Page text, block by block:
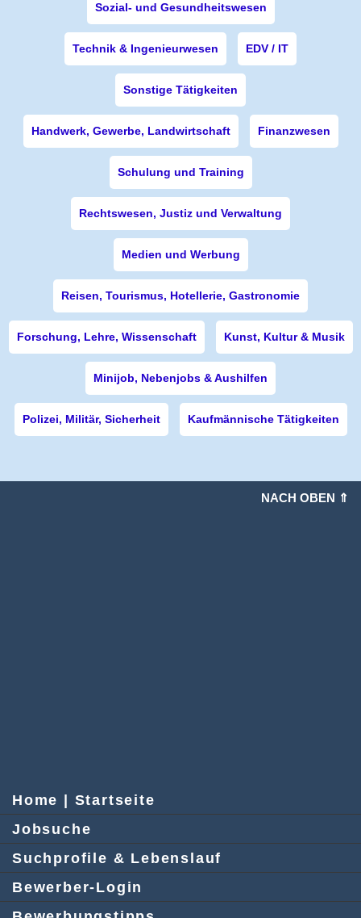
Sozial- und Gesundheitswesen
Technik & Ingenieurwesen EDV / IT
Sonstige Tätigkeiten
Handwerk, Gewerbe, Landwirtschaft Finanzwesen
Schulung und Training
Rechtswesen, Justiz und Verwaltung
Medien und Werbung
Reisen, Tourismus, Hotellerie, Gastronomie
Forschung, Lehre, Wissenschaft Kunst, Kultur & Musik
Minijob, Nebenjobs & Aushilfen
Polizei, Militär, Sicherheit Kaufmännische Tätigkeiten
NACH OBEN ⇑
Home | Startseite
Jobsuche
Suchprofile & Lebenslauf
Bewerber-Login